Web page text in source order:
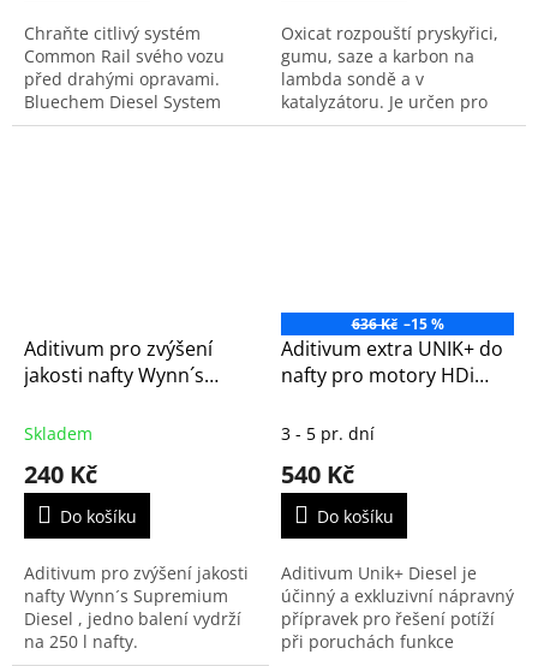
Chraňte citlivý systém
Common Rail svého vozu
před drahými opravami.
Bluechem Diesel System
Clean & Protect je
Oxicat rozpouští pryskyřici,
gumu, saze a karbon na
lambda sondě a v
katalyzátoru. Je určen pro
benzinové, dieselové a také
Aditivum pro zvýšení
jakosti nafty Wynn´s
250ml (PN22910)
Skladem
240 Kč
Do košíku
Aditivum pro zvýšení jakosti
nafty Wynn´s Supremium
Diesel , jedno balení vydrží
na 250 l nafty.
636 Kč –15 %
Aditivum extra UNIK+ do
nafty pro motory HDi
Peugeot 300ml
3 - 5 pr. dní
540 Kč
Do košíku
Aditivum Unik+ Diesel je
účinný a exkluzivní nápravný
přípravek pro řešení potíží
při poruchách funkce